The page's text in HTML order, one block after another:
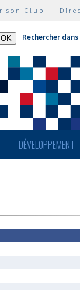
son Club |
Rechercher
DÉVELOPPEMENT